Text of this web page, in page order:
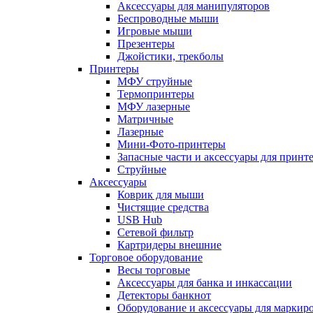
Аксессуары для манипуляторов
Беспроводные мыши
Игровые мыши
Презентеры
Джойстики, трекболы
Принтеры
МФУ струйные
Термопринтеры
МФУ лазерные
Матричные
Лазерные
Мини-Фото-принтеры
Запасные части и аксессуары для
Струйные
Аксессуары
Коврик для мыши
Чистящие средства
USB Hub
Сетевой фильтр
Картридеры внешние
Торговое оборудование
Весы торговые
Аксессуары для банка и инкассации
Детекторы банкнот
Оборудование и аксессуары для